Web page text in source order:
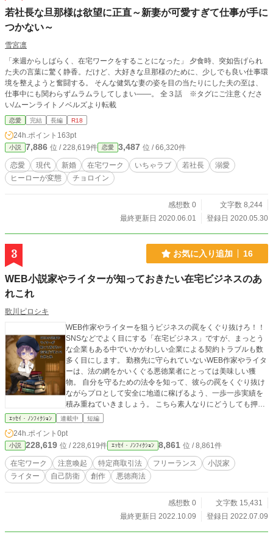
若社長な旦那様は欲望に正直～新妻が可愛すぎて仕事が手に
つかない～
雪宮凛
「来週からしばらく、在宅ワークをすることになった」 夕食時、突如告げられ
た夫の言葉に驚く静香。だけど、大好きな旦那様のために、少しでも良い仕事環
境を整えようと奮闘する。 そんな健気な妻の姿を目の当たりにした夫の至は、
仕事中にも関わらずムラムラしてしまい――。 全３話 ※タグにご注意くださ
い/ムーンライトノベルズより転載
恋愛 完結 長編 R18
24h.ポイント 163pt
小説 7,886 位 / 228,619件 恋愛 3,487 位 / 66,320件
恋愛 現代 新婚 在宅ワーク いちゃラブ 若社長
溺愛
ヒーローが変態
チョロイン
感想数 0
文字数 8,244
最終更新日 2020.06.01
登録日 2020.05.30
3 お気に入り追加 16
WEB小説家やライターが知っておきたい在宅ビジネスのあ
れこれ
歌川ピロシキ
WEB作家やライターを狙うビジネスの罠をくぐり抜けろ！！
SNSなどでよく目にする「在宅ビジネス」ですが、まっとう
な企業もある中でいかがわしい企業による契約トラブルも数
多く目にします。 勤務先に守られていないWEB作家やライタ
ーは、法の網をかいくぐる悪徳業者にとっては美味しい獲
物。 自分を守るための法令を知って、彼らの罠をくぐり抜け
ながらプロとして安全に地道に稼げるよう、一歩一歩実績を
積み重ねていきましょう。 こちら素人なりにどうしても押さ
えておきたい最低限の知識となっております。 もしわかりに
へのコメント、Twitterなどにどうぞ。 また、必要があれば本
文は著作権法の定める範囲でどんどん引用していただいて結
構です。
ｴｯｾｲ・ﾉﾝﾌｨｸｼｮﾝ 連載中 短編
24h.ポイント 0pt
小説 228,619 位 / 228,619件 ｴｯｾｲ・ﾉﾝﾌｨｸｼｮﾝ 8,861 位 / 8,861件
在宅ワーク 注意喚起 特定商取引法 フリーランス
小説家
ライター
自己防衛 創作 悪徳商法
感想数 0
文字数 15,431
最終更新日 2022.10.09
登録日 2022.07.09